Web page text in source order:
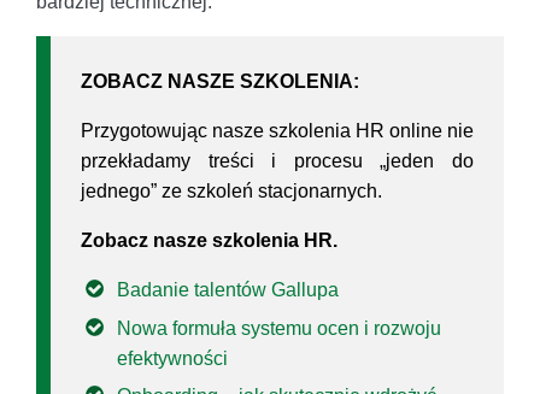
ZOBACZ NASZE SZKOLENIA:
Przygotowując nasze szkolenia HR online nie
przekładamy treści i procesu „jeden do
jednego” ze szkoleń stacjonarnych.
Zobacz nasze szkolenia HR.
Badanie talentów Gallupa
Nowa formuła systemu ocen i rozwoju
efektywności